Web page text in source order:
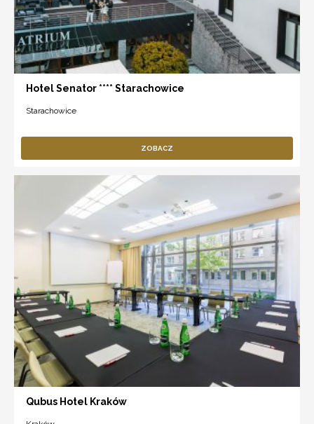
Hotel Senator **** Starachowice
Starachowice
ZOBACZ
Qubus Hotel Kraków